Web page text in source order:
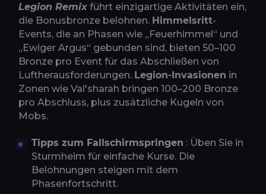
Legion Remix führt einzigartige Aktivitäten ein,
die Bonusbronze belohnen. Himmelsritt-
Events, die an Phasen wie „Feuerhimmel“ und
„Ewiger Argus“ gebunden sind, bieten 50–100
Bronze pro Event für das Abschließen von
Luftherausforderungen. Legion-Invasionen in
Zonen wie Val'sharah bringen 100–200 Bronze
pro Abschluss, plus zusätzliche Kugeln von
Mobs.
Tipps zum Fallschirmspringen : Üben Sie in
Sturmheim für einfache Kurse. Die
Belohnungen steigen mit dem
Phasenfortschritt.